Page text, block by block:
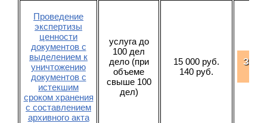
Проведение
экспертизы
ценности
документов с
выделением к
уничтожению
документов с
истекшим
сроком хранения
с составлением
архивного акта
услуга до
100 дел
дело (при
объеме
свыше 100
дел)
15 000 руб.
140 руб.